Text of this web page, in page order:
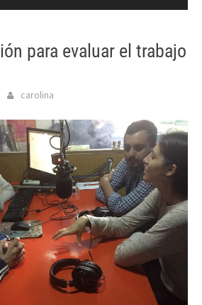
para evaluar el trabajo
carolina